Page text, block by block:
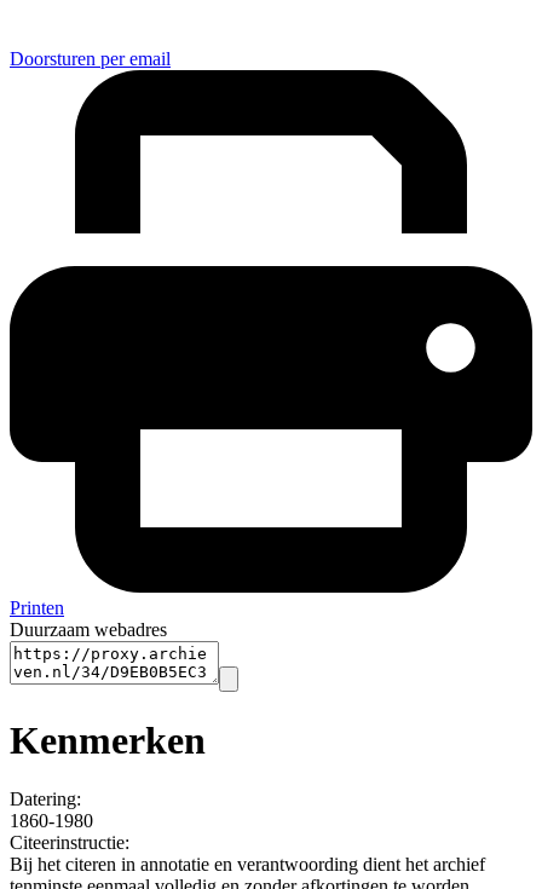
Doorsturen per email
Printen
Duurzaam webadres
Kenmerken
Datering:
1860-1980
Citeerinstructie:
Bij het citeren in annotatie en verantwoording dient het archief